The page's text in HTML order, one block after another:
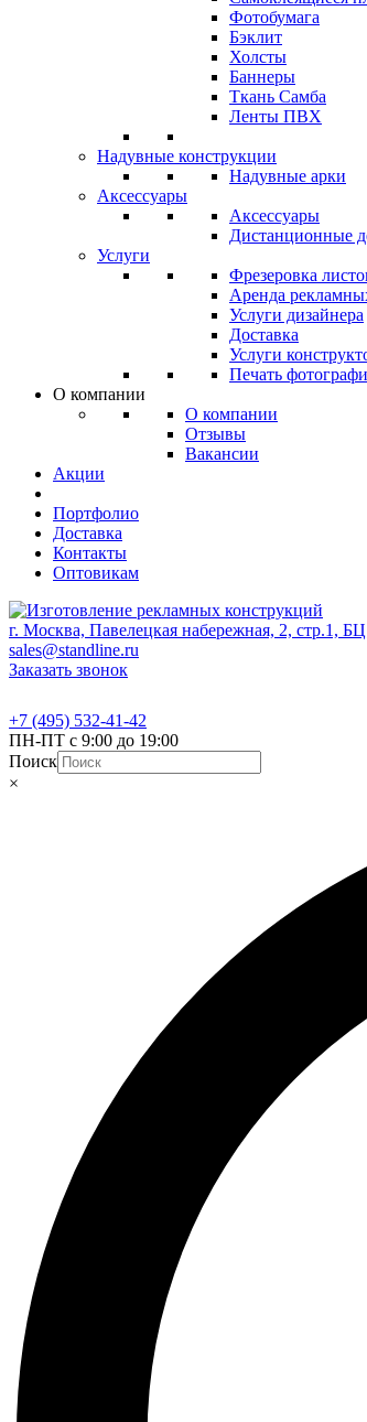
Фотобумага
Бэклит
Холсты
Баннеры
Ткань Самба
Ленты ПВХ
Надувные конструкции
Надувные арки
Аксессуары
Аксессуары
Дистанционные
Услуги
Фрезеровка
Аренда
Услуги дизайнера
Доставка
Услуги
Печать
О компании
О компании
Отзывы
Вакансии
Акции
Портфолио
Доставка
Контакты
Оптовикам
г. Москва, Павелецкая набережная, 2, стр.1,
sales@standline.ru
Заказать звонок
+7 (495) 532-41-42
ПН-ПТ с 9:00 до 19:00
Поиск
×